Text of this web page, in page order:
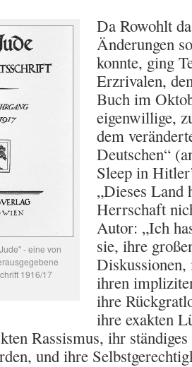
- eine von
1916/17
Da Rowohlt
Änderungen
konnte, ging
Erzrivalen,
Buch im
eigenwillige,
dem
Deutschen“
Sleep in
„Dieses Land
Herrschaft
Autor: „Ich
sie, ihre
Diskussionen,
ihren
ihre
ihre exakten
Rassismus, ihr
und ihre